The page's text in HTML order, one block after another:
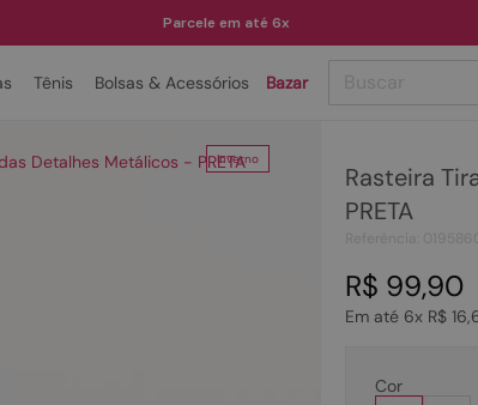
Parcele em até 6x
Tênis Bolsas & Acessórios Bazar
Detalhes Metálicos - PRETA
Inverno
Rasteira
PRETA
R$ 99,90
Em até 6x R$ 16,
Cor
TERMOS MAIS BUSCADOS